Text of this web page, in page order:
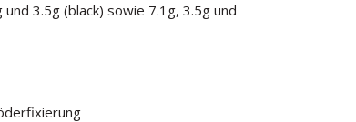
3.5g (black) sowie 7.1g, 3.5g und